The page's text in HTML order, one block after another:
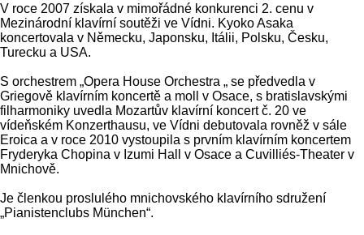
V roce 2007 získala v mimořádné konkurenci 2. cenu v
Mezinárodní klavírní soutěži ve Vídni. Kyoko Asaka
koncertovala v Německu, Japonsku, Itálii, Polsku, Česku,
Turecku a USA.
S orchestrem „Opera House Orchestra „ se předvedla v
Griegově klavírním koncertě a moll v Osace, s bratislavskými
filharmoniky uvedla Mozartův klavírní koncert č. 20 ve
vídeňském Konzerthausu, ve Vídni debutovala rovněž v sále
Eroica a v roce 2010 vystoupila s prvním klavírním koncertem
Fryderyka Chopina v Izumi Hall v Osace a Cuvilliés-Theater v
Mnichově.
Je členkou proslulého mnichovského klavírního sdružení
„Pianistenclubs München“.